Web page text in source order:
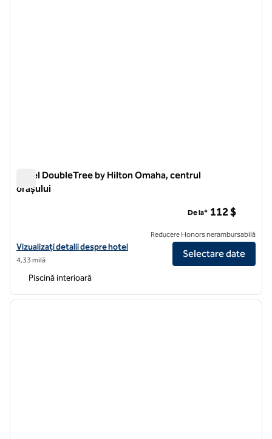
Hotel DoubleTree by Hilton Omaha, centrul
orașului
Vizualizați detaliile hotelului DoubleTree by Hilton Hotel Omaha
Vizualizați detalii despre hotel
4,33 milă
De la* 112 $
Reducere Honors nerambursabilă
Selectare date
Piscină interioară
1 din 12